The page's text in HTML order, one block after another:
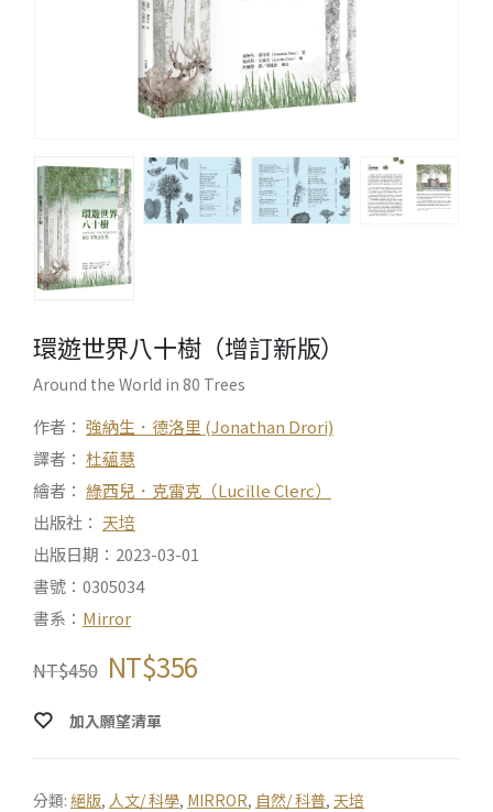
環遊世界八十樹（增訂新版）
Around the World in 80 Trees
作者： 強納生．德洛里 (Jonathan Drori)
譯者： 杜蘊慧
繪者： 綠西兒．克雷克（Lucille Clerc）
出版社： 天培
出版日期：2023-03-01
書號：0305034
書系： Mirror
NT$450 NT$356
加入願望清單
分類: 絕版, 人文/ 科學, MIRROR, 自然/ 科普, 天培